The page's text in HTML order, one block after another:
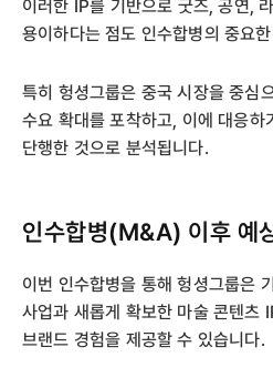
이러한 IP를 기반으로 굿즈, 공연,
용이하다는 점도 인수합병의 중요
특히 헝셩그룹은 중국 시장을 중심
수요 확대를 포착하고, 이에 대응하
단행한 것으로 분석됩니다.
인수합병(M&A) 이후 예
이번 인수합병을 통해 헝셩그룹은
사업과 새롭게 확보한 마술 콘텐츠
브랜드 경험을 제공할 수 있습니다.